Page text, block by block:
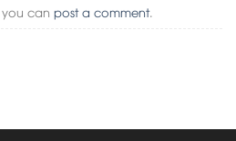
can post a comment.